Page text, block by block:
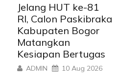
Jelang HUT ke-81
RI, Calon Paskibraka
Kabupaten Bogor
Matangkan
Kesiapan Bertugas
ADMIN 10 Aug 2026